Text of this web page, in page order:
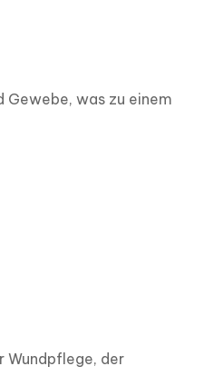
Gewebe, was zu einem
Wundpflege, der